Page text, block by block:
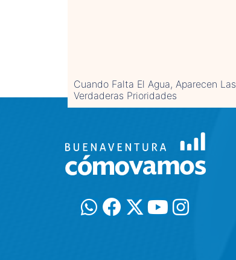
Cuando Falta El Agua, Aparecen Las
Verdaderas Prioridades